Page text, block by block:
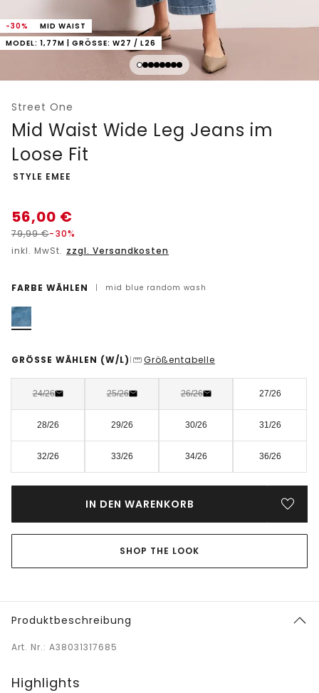
-30%
MID WAIST
MODEL: 1,77M | GRÖSSE: W27 / L26
Street One
Mid Waist Wide Leg Jeans im
Loose Fit
-
STYLE EMEE
56,00 €
79,99€-30%
inkl. MwSt. zzgl. Versandkosten
FARBE WÄHLEN | mid blue random wash
GRÖSSE WÄHLEN (W/L) | Größentabelle
24/26 25/26 26/26 27/26
28/26 29/26 30/26 31/26
32/26 33/26 34/26 36/26
IN DEN WARENKORB
SHOP THE LOOK
Produktbeschreibung
Art. Nr.: A38031317685
Highlights